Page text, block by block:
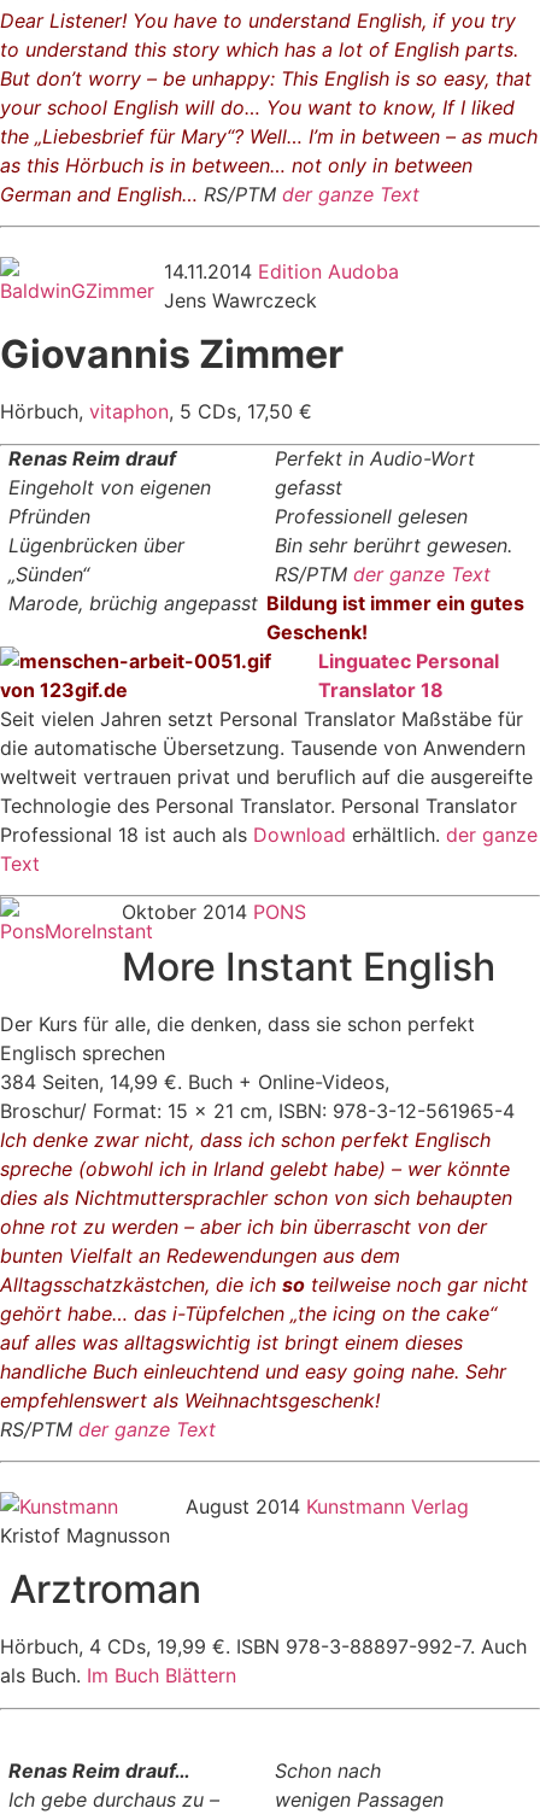
Dear Listener! You have to understand English, if you try
to understand this story which has a lot of English parts.
But don’t worry – be unhappy: This English is so easy, that
your school English will do… You want to know, If I liked
the „Liebesbrief für Mary“? Well… I’m in between – as much
as this Hörbuch is in between… not only in between
German and English… RS/PTM der ganze Text
14.11.2014 Edition Audoba
Jens Wawrczeck
Giovannis Zimmer
Hörbuch, vitaphon, 5 CDs, 17,50 €
Renas Reim drauf
Eingeholt von eigenen
Pfründen
Lügenbrücken über
„Sünden“
Marode, brüchig angepasst
Perfekt in Audio-Wort
gefasst
Professionell gelesen
Bin sehr berührt gewesen.
RS/PTM der ganze Text
Bildung ist immer ein gutes
Geschenk!
Linguatec Personal
Translator 18
Seit vielen Jahren setzt Personal Translator Maßstäbe für
die automatische Übersetzung. Tausende von Anwendern
weltweit vertrauen privat und beruflich auf die ausgereifte
Technologie des Personal Translator. Personal Translator
Professional 18 ist auch als Download erhältlich. der ganze
Text
Oktober 2014 PONS
More Instant English
Der Kurs für alle, die denken, dass sie schon perfekt
Englisch sprechen
384 Seiten, 14,99 €. Buch + Online-Videos,
Broschur/ Format: 15 x 21 cm, ISBN: 978-3-12-561965-4
Ich denke zwar nicht, dass ich schon perfekt Englisch
spreche (obwohl ich in Irland gelebt habe) – wer könnte
dies als Nichtmuttersprachler schon von sich behaupten
ohne rot zu werden – aber ich bin überrascht von der
bunten Vielfalt an Redewendungen aus dem
Alltagsschatzkästchen, die ich so teilweise noch gar nicht
gehört habe… das i-Tüpfelchen „the icing on the cake“
auf alles was alltagswichtig ist bringt einem dieses
handliche Buch einleuchtend und easy going nahe. Sehr
empfehlenswert als Weihnachtsgeschenk!
RS/PTM der ganze Text
August 2014 Kunstmann Verlag
Kristof Magnusson
Arztroman
Hörbuch, 4 CDs, 19,99 €. ISBN 978-3-88897-992-7. Auch
als Buch. Im Buch Blättern
Renas Reim drauf…
Ich gebe durchaus zu –
Schon nach
wenigen Passagen